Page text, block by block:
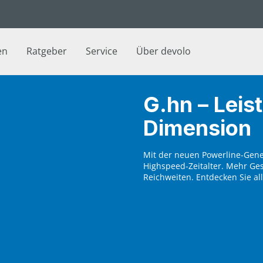
Ratgeber Service Über devolo
G.hn –
Dimension
Mit der neuen Powerline-
Highspeed-Zeitalter. Mehr
Reichweiten. Entdecken Sie